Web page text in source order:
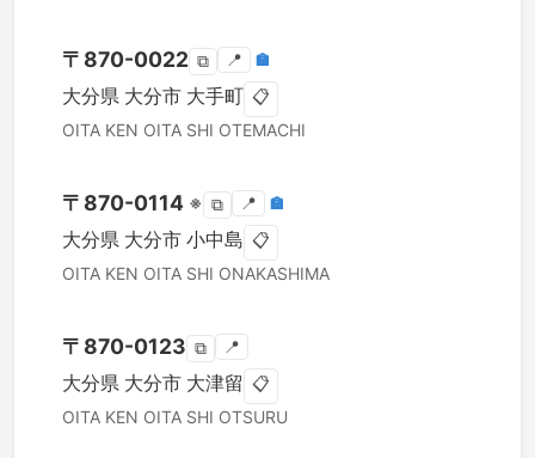
〒 870-0022 ⧉ 📍 🏣
大分県 大分市 大手町 📋
OITA KEN OITA SHI OTEMACHI
〒 870-0114 ※ ⧉ 📍 🏣
大分県 大分市 小中島 📋
OITA KEN OITA SHI ONAKASHIMA
〒 870-0123 ⧉ 📍
大分県 大分市 大津留 📋
OITA KEN OITA SHI OTSURU